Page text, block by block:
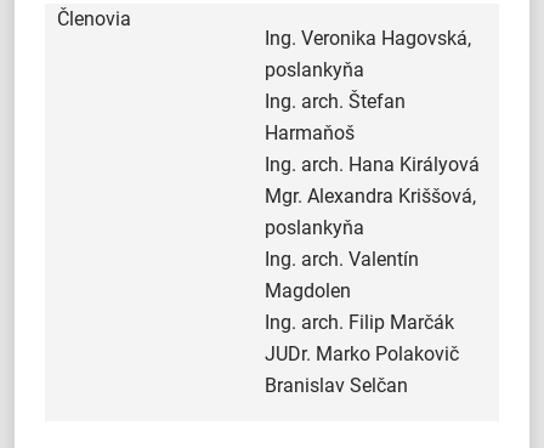
Členovia
Ing. Veronika Hagovská,
poslankyňa
Ing. arch. Štefan
Harmaňoš
Ing. arch. Hana Királyová
Mgr. Alexandra Kriššová,
poslankyňa
Ing. arch. Valentín
Magdolen
Ing. arch. Filip Marčák
JUDr. Marko Polakovič
Branislav Selčan